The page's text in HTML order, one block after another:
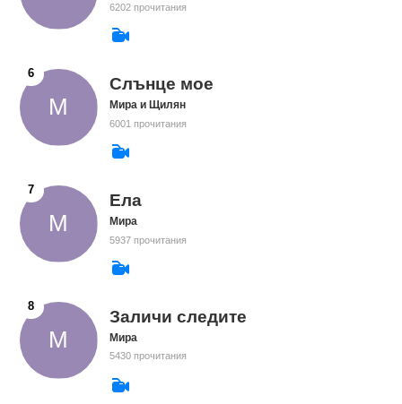
6202 прочитания
Слънце мое
Мира и Щилян
6001 прочитания
Ела
Мира
5937 прочитания
Заличи следите
Мира
5430 прочитания